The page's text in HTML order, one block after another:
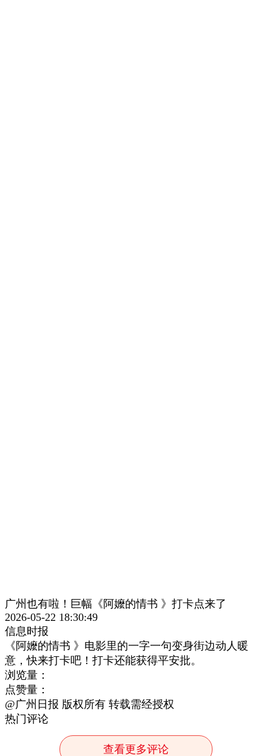
广州也有啦！巨幅《阿嬤的情书 》打卡点来了
2026-05-22 18:30:49
信息时报
《阿嬤的情书 》电影里的一字一句变身街边动人暖
意，快来打卡吧！打卡还能获得平安批。
浏览量：
点赞量：
@广州日报 版权所有 转载需经授权
热门评论
查看更多评论